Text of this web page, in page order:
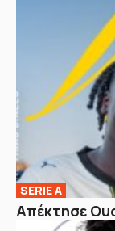
SERIE A
Απέκτησε